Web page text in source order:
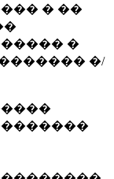
� ��
�
�/